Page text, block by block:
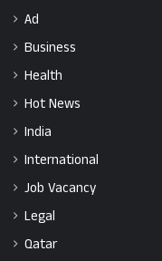
Ad
Business
Health
Hot News
India
International
Job Vacancy
Legal
Qatar